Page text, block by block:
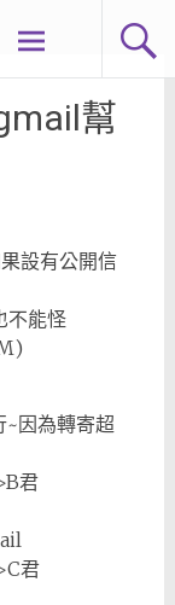
幫
設有公開信
不能怪
因為轉寄超
君
君